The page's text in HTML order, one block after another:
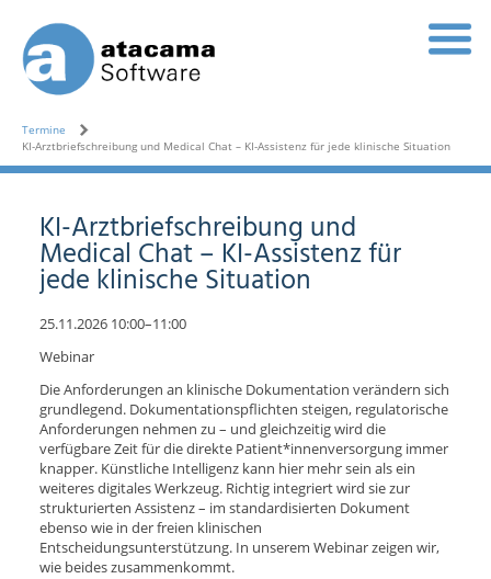
Termine
KI-Arztbriefschreibung und Medical Chat – KI-Assistenz für jede klinische Situation
KI-Arztbriefschreibung und
Medical Chat – KI-Assistenz für
jede klinische Situation
25.11.2026 10:00–11:00
Webinar
Die Anforderungen an klinische Dokumentation verändern sich
grundlegend. Dokumentationspflichten steigen, regulatorische
Anforderungen nehmen zu – und gleichzeitig wird die
verfügbare Zeit für die direkte Patient*innenversorgung immer
knapper. Künstliche Intelligenz kann hier mehr sein als ein
weiteres digitales Werkzeug. Richtig integriert wird sie zur
strukturierten Assistenz – im standardisierten Dokument
ebenso wie in der freien klinischen
Entscheidungsunterstützung. In unserem Webinar zeigen wir,
wie beides zusammenkommt.